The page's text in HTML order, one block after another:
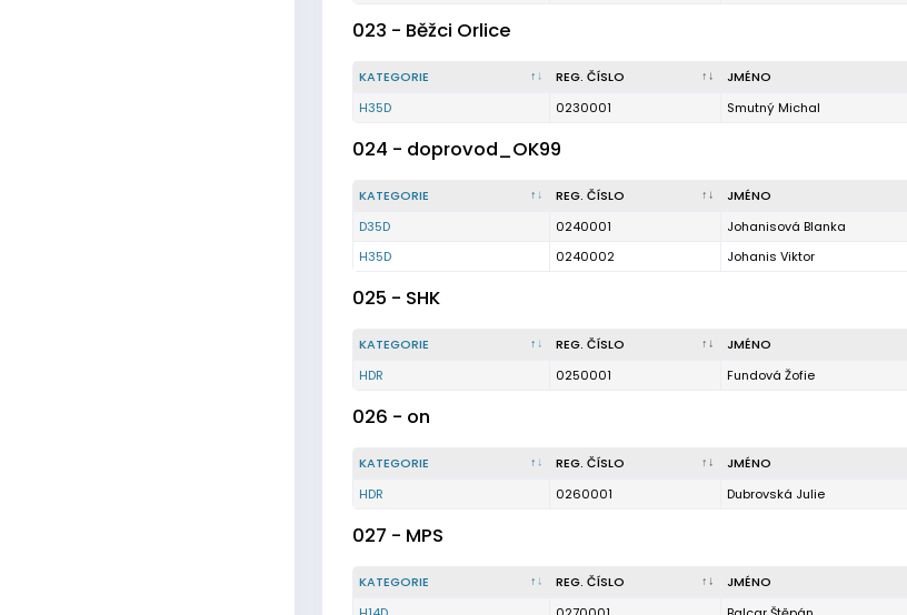
023 - Běžci Orlice
KATEGORIE REG. ČÍSLO JMÉNO
H35D
0230001 Smutný Michal
024 - doprovod_OK99
KATEGORIE REG. ČÍSLO JMÉNO
D35D
0240001 Johanisová Blanka
H35D
0240002 Johanis Viktor
025 - SHK
KATEGORIE REG. ČÍSLO JMÉNO
HDR
0250001 Fundová Žofie
026 - on
KATEGORIE REG. ČÍSLO JMÉNO
HDR
0260001 Dubrovská Julie
027 - MPS
KATEGORIE REG. ČÍSLO JMÉNO